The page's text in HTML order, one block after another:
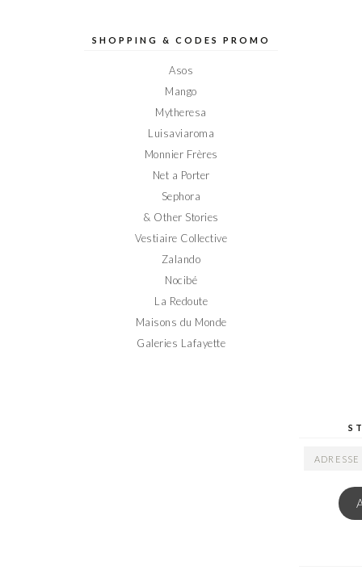
sursur sur sur sur
SHOPPING & CODES PROMO
Asos
Mango
Mytheresa
Luisaviaroma
Monnier Frères
Net a Porter
Sephora
& Other Stories
Vestiaire Collective
Zalando
Nocibé
La Redoute
Maisons du Monde
Galeries Lafayette
ADRESSE